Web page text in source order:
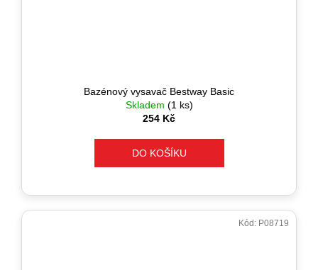
Bazénový vysavač Bestway Basic
Skladem (1 ks)
254 Kč
DO KOŠÍKU
Kód: P08719